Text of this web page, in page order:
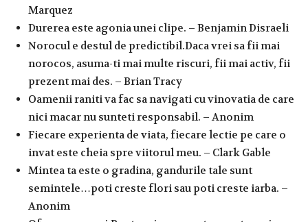
Marquez
Durerea este agonia unei clipe. – Benjamin Disraeli
Norocul e destul de predictibil.Daca vrei sa fii mai
norocos, asuma-ti mai multe riscuri, fii mai activ, fii
prezent mai des. – Brian Tracy
Oamenii raniti va fac sa navigati cu vinovatia de care
nici macar nu sunteti responsabil. – Anonim
Fiecare experienta de viata, fiecare lectie pe care o
invat este cheia spre viitorul meu. – Clark Gable
Mintea ta este o gradina, gandurile tale sunt
semintele…poti creste flori sau poti creste iarba. –
Anonim